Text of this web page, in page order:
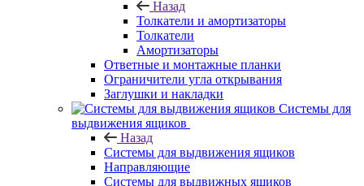
Назад
Толкатели и амортизаторы
Толкатели
Амортизаторы
Ответные и монтажные планки
Ограничители угла открывания
Заглушки и накладки
Системы для
выдвижения ящиков
Назад
Системы для выдвижения ящиков
Направляющие
Системы для выдвижных ящиков